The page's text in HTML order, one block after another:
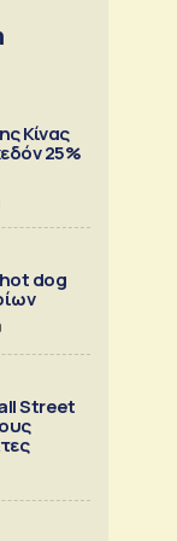
Κίνας
25%
dog
Street